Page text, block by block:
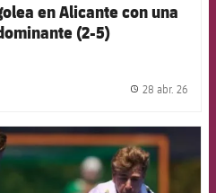
en Alicante con una
(2-5)
28 abr. 26
FCB Barcelona badge